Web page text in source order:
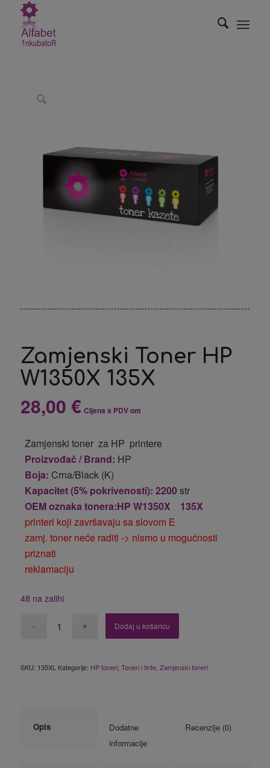
Zamjenski Toner HP
W1350X 135X
28,00 € Cijena s PDV om
Zamjenski toner za HP printere
Proizvođač / Brand: HP
Boja: Crna/Black (K)
Kapacitet (5% pokrivenosti): 2200str
OEM oznaka tonera:HP W1350X 135X
printeri koji završavaju sa slovom E
zamj. toner neće raditi -> nismo u mogućnosti
priznati
reklamaciju
48 na zalihi
Dodaj u košaricu
SKU: 135XL Kategorije: HP toneri, Toneri i tinte, Zamjenski toneri
Opis
Dodatne
informacije
Recenzije (0)